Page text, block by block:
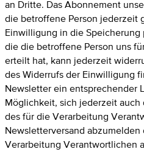
an Dritte. Das Abonnement
die betroffene Person jederzeit
Einwilligung in die
die die betroffene Person uns
erteilt hat, kann jederzeit
des Widerrufs der Einwilligung
Newsletter ein entsprechender
Möglichkeit, sich jederzeit
des für die Verarbeitung
Newsletterversand
Verarbeitung Verantwortlichen